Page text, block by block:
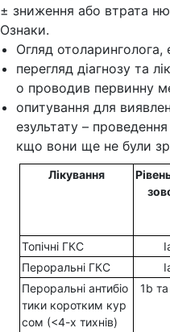
± зниження або втрата
Ознаки.
Огляд отоларинголога,
перегляд діагнозу та
о проводив первинну
опитування для
езультату – проведення
кщо вони ще не були
Лікування
Топічні ГКС
Пероральні ГКС
Пероральні антибіо
тики коротким кур
сом (<4-х тихнів)
1b